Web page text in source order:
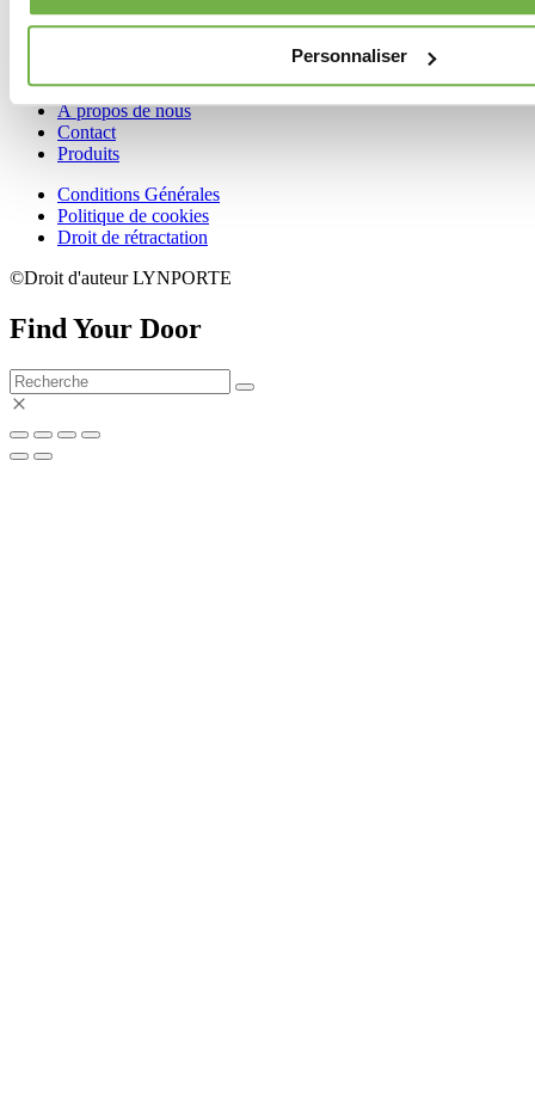
Personnaliser
ACCUEIL
À propos de nous
Contact
Produits
Conditions Générales
Politique de cookies
Droit de rétractation
©Droit d'auteur LYNPORTE
Find Your Door